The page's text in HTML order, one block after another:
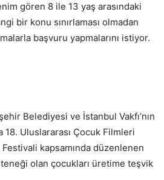
gören 8 ile 13 yaş arasındaki
bir konu sınırlaması olmadan
başvuru yapmalarını istiyor.
Belediyesi ve İstanbul Vakfı’nın
18. Uluslararası Çocuk Filmleri
kapsamında düzenlenen
olan çocukları üretime teşvik